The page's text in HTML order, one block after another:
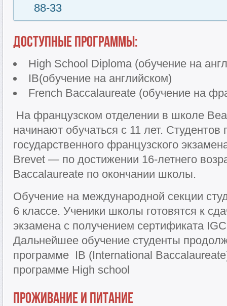
88-33
Доступные программы:
High School Diploma (обучение на
IB(обучение на английском)
French Baccalaureate (обучение на
На французском отделении в школе
начинают обучаться с 11 лет. Студентов
государственного французского
Brevet — по достижении 16-летнего
Baccalaureate по окончании школы.
Обучение на международной секции
6 классе. Ученики школы готовятся к
экзамена с получением сертификата
Дальнейшее обучение студенты
программе IB (International
программе High school
Проживание и питание